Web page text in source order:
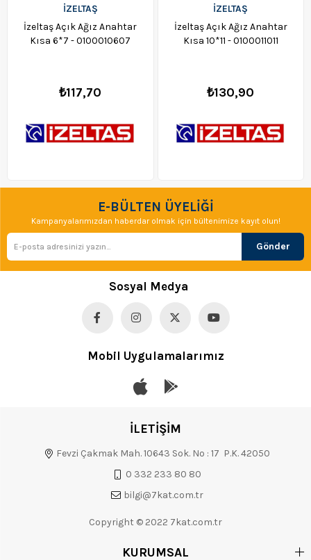
İZELTAŞ
İzeltaş Açık Ağız Anahtar
Kısa 6*7 - 0100010607
₺117,70
İZELTAŞ
İzeltaş Açık Ağız Anahtar
Kısa 10*11 - 0100011011
₺130,90
E-BÜLTEN ÜYELİĞİ
Kampanyalarımızdan haberdar olmak için bültenimize kayıt olun!
Gönder
Sosyal Medya
Mobil Uygulamalarımız
İLETİŞİM
Fevzi Çakmak Mah. 10643 Sok. No : 17 P.K. 42050
0 332 233 80 80
bilgi@7kat.com.tr
Copyright © 2022 7kat.com.tr
KURUMSAL